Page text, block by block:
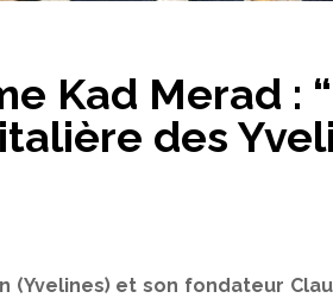
Kad Merad :
des
(Yvelines) et son fondateur